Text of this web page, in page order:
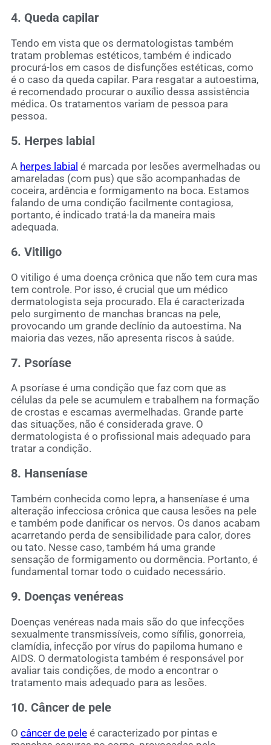
4. Queda capilar
Tendo em vista que os dermatologistas também
tratam problemas estéticos, também é indicado
procurá-los em casos de disfunções estéticas, como
é o caso da queda capilar. Para resgatar a autoestima,
é recomendado procurar o auxílio dessa assistência
médica. Os tratamentos variam de pessoa para
pessoa.
5. Herpes labial
A herpes labial é marcada por lesões avermelhadas ou
amareladas (com pus) que são acompanhadas de
coceira, ardência e formigamento na boca. Estamos
falando de uma condição facilmente contagiosa,
portanto, é indicado tratá-la da maneira mais
adequada.
6. Vitiligo
O vitiligo é uma doença crônica que não tem cura mas
tem controle. Por isso, é crucial que um médico
dermatologista seja procurado. Ela é caracterizada
pelo surgimento de manchas brancas na pele,
provocando um grande declínio da autoestima. Na
maioria das vezes, não apresenta riscos à saúde.
7. Psoríase
A psoríase é uma condição que faz com que as
células da pele se acumulem e trabalhem na formação
de crostas e escamas avermelhadas. Grande parte
das situações, não é considerada grave. O
dermatologista é o profissional mais adequado para
tratar a condição.
8. Hanseníase
Também conhecida como lepra, a hanseníase é uma
alteração infecciosa crônica que causa lesões na pele
e também pode danificar os nervos. Os danos acabam
acarretando perda de sensibilidade para calor, dores
ou tato. Nesse caso, também há uma grande
sensação de formigamento ou dormência. Portanto, é
fundamental tomar todo o cuidado necessário.
9. Doenças venéreas
Doenças venéreas nada mais são do que infecções
sexualmente transmissíveis, como sífilis, gonorreia,
clamídia, infecção por vírus do papiloma humano e
AIDS. O dermatologista também é responsável por
avaliar tais condições, de modo a encontrar o
tratamento mais adequado para as lesões.
10. Câncer de pele
O câncer de pele é caracterizado por pintas e